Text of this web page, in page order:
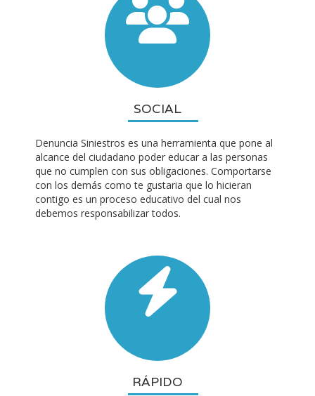
SOCIAL
Denuncia Siniestros es una herramienta que pone al
alcance del ciudadano poder educar a las personas
que no cumplen con sus obligaciones. Comportarse
con los demás como te gustaria que lo hicieran
contigo es un proceso educativo del cual nos
debemos responsabilizar todos.
RÁPIDO